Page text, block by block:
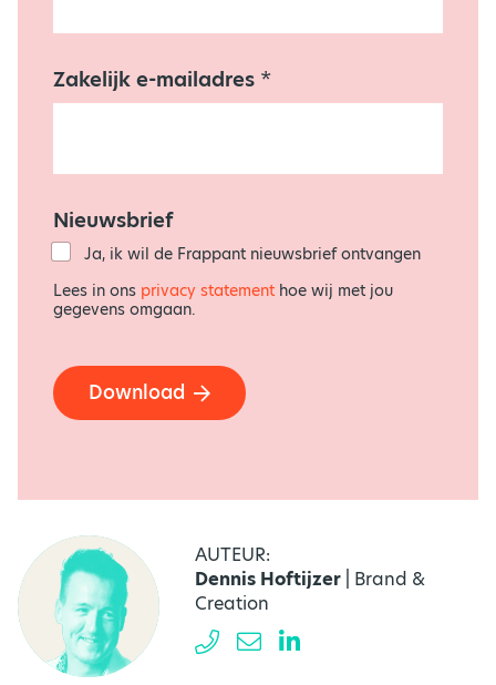
Zakelijk e-mailadres *
*
i
e
b
i
e
f
Nieuwsbrief
Ja, ik wil de Frappant nieuwsbrief ontvangen
Lees in ons privacy statement hoe wij met jou
gegevens omgaan.
Download
AUTEUR:
Dennis Hoftijzer | Brand &
Creation